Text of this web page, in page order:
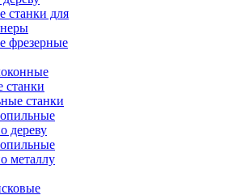
станки для
фрезерные
станки
станки
дереву
металлу